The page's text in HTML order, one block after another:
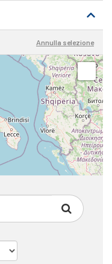
Annulla selezione